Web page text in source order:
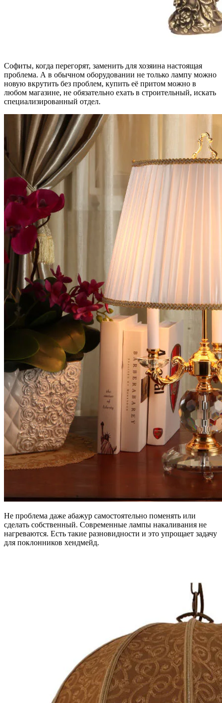
Софиты, когда перегорят, заменить для хозяина настоящая
проблема. А в обычном оборудовании не только лампу можно
новую вкрутить без проблем, купить её притом можно в
любом магазине, не обязательно ехать в строительный, искать
специализированный отдел.
Не проблема даже абажур самостоятельно поменять или
сделать собственный. Современные лампы накаливания не
нагреваются. Есть такие разновидности и это упрощает задачу
для поклонников хендмейд.